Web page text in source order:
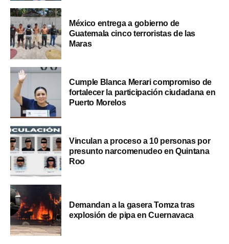
México entrega a gobierno de
Guatemala cinco terroristas de las
Maras
Cumple Blanca Merari compromiso de
fortalecer la participación ciudadana en
Puerto Morelos
Vinculan a proceso a 10 personas por
presunto narcomenudeo en Quintana
Roo
Demandan a la gasera Tomza tras
explosión de pipa en Cuernavaca